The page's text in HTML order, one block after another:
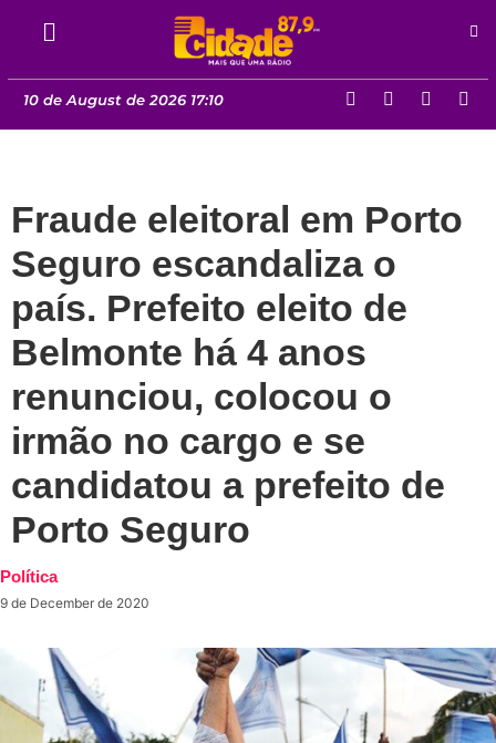
10 de August de 2026 17:10
Fraude eleitoral em Porto
Seguro escandaliza o
país. Prefeito eleito de
Belmonte há 4 anos
renunciou, colocou o
irmão no cargo e se
candidatou a prefeito de
Porto Seguro
Política
9 de December de 2020